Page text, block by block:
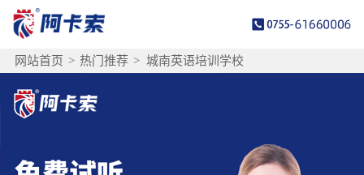
网站首页 > 热门推荐 > 城南英语培训学校